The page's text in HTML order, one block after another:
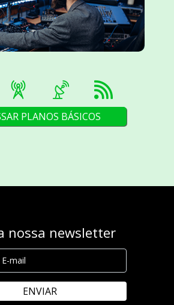
PLANOS BÁSICOS
nossa newsletter
ENVIAR